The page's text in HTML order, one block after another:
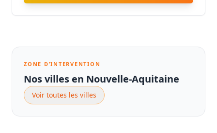
ZONE D’INTERVENTION
Nos villes en Nouvelle-Aquitaine
Voir toutes les villes